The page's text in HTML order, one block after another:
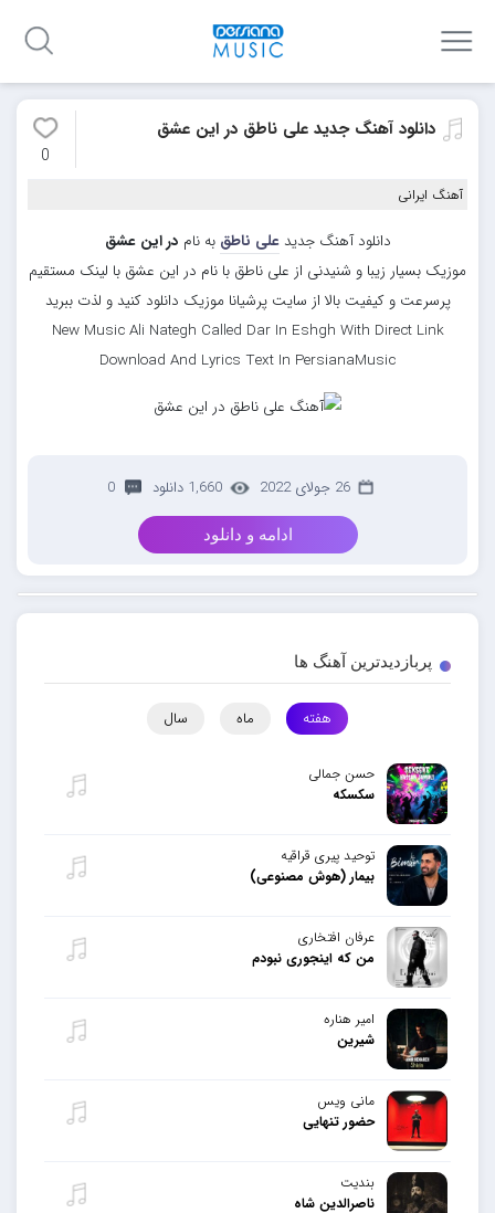
دانلود آهنگ جدید علی ناطق در این عشق
0
آهنگ ایرانی
دانلود آهنگ جدیدعلی ناطق به نام در این عشق
موزیک بسیار زیبا و شنیدنی از علی ناطق با نام در این عشق با لینک مستقیم
پرسرعت و کیفیت بالا از سایت پرشیانا موزیک دانلود کنید و لذت ببرید
New Music Ali Nategh Called Dar In Eshgh With Direct Link
Download And Lyrics Text In PersianaMusic
26 جولای 2022 1,660 دانلود 0
ادامه و دانلود
پربازدیدترین آهنگ ها
هفته ماه سال
حسن جمالی
سکسکه
توحید پیری قراقیه
بیمار (هوش مصنوعی)
عرفان افتخاری
من که اینجوری نبودم
امیر هناره
شیرین
مانی ویس
حضور تنهایی
بندیت
ناصرالدین شاه